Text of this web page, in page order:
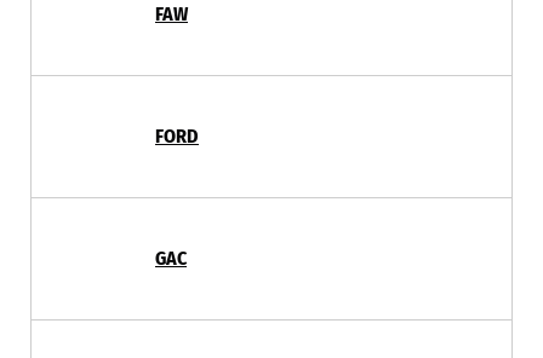
FAW
FORD
GAC